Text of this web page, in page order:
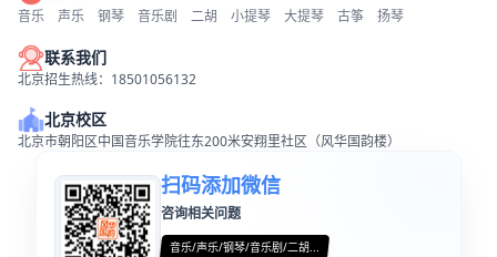
音乐 声乐 钢琴 音乐剧 二胡 小提琴 大提琴 古筝 扬琴
联系我们
北京招生热线：18501056132
北京校区
北京市朝阳区中国音乐学院往东200米安翔里社区（风华国韵楼）
扫码添加微信
咨询相关问题
音乐/声乐/钢琴/音乐剧/二胡...